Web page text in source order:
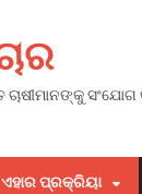
ଚାଷୀମାନଙ୍କୁ ସଂଯୋଗ
ପ୍ରକ୍ରିୟା